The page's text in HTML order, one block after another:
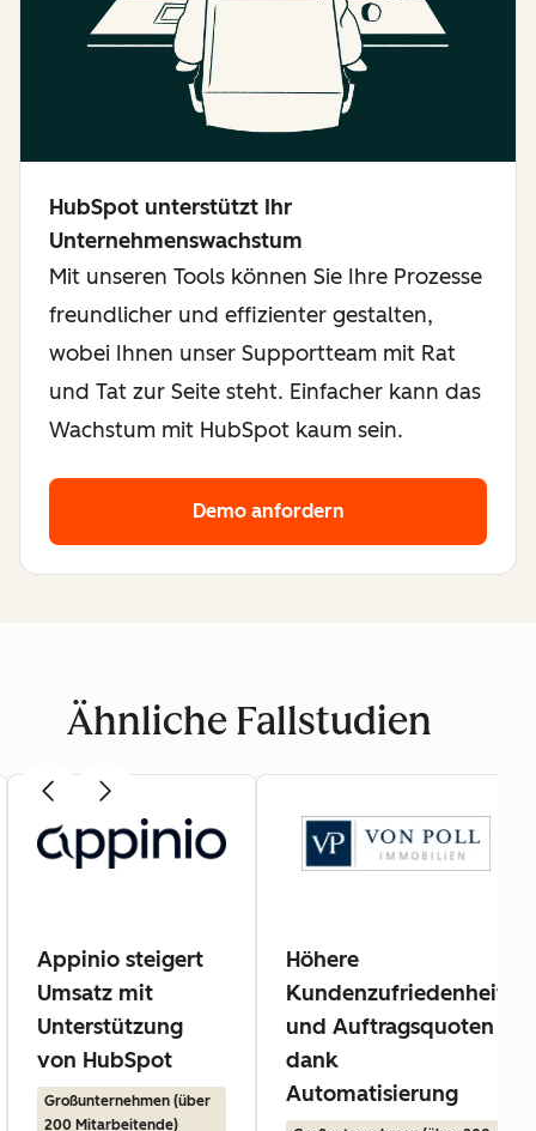
HubSpot unterstützt Ihr
Unternehmenswachstum
Mit unseren Tools können Sie Ihre Prozesse
freundlicher und effizienter gestalten,
wobei Ihnen unser Supportteam mit Rat
und Tat zur Seite steht. Einfacher kann das
Wachstum mit HubSpot kaum sein.
Demo anfordern
Ähnliche Fallstudien
Appinio steigert
Umsatz mit
Unterstützung
von HubSpot
Großunternehmen (über
200 Mitarbeitende)
Höhere
Kundenzufriedenheit
und Auftragsquoten
dank
Automatisierung